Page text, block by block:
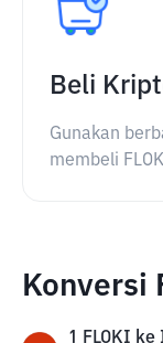
Beli
Gunakan
membeli
Konversi
1 FLOKI ke